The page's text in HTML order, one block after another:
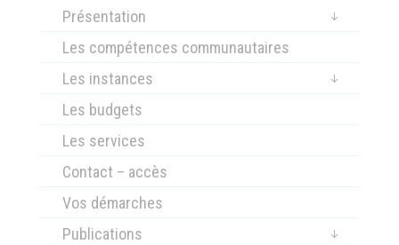
Présentation
Les compétences communautaires
Les instances
Les budgets
Les services
Contact – accès
Vos démarches
Publications